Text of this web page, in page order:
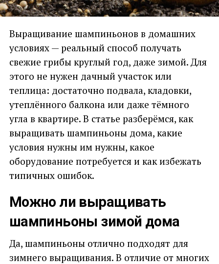
Выращивание шампиньонов в домашних
условиях — реальный способ получать
свежие грибы круглый год, даже зимой. Для
этого не нужен дачный участок или
теплица: достаточно подвала, кладовки,
утеплённого балкона или даже тёмного
угла в квартире. В статье разберёмся, как
выращивать шампиньоны дома, какие
условия нужны им нужны, какое
оборудование потребуется и как избежать
типичных ошибок.
Можно ли выращивать
шампиньоны зимой дома
Да, шампиньоны отлично подходят для
зимнего выращивания. В отличие от многих